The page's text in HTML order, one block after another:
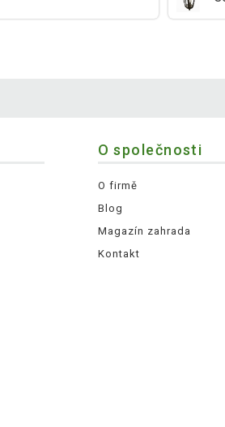
O společnosti
O firmě
Blog
Magazín zahrada
Kontakt